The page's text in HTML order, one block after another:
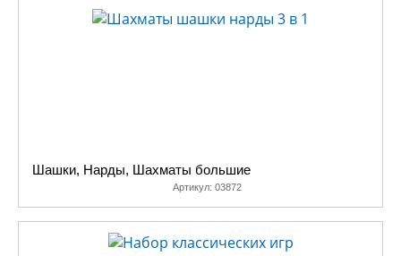
Шашки, Нарды, Шахматы большие
Артикул: 03872